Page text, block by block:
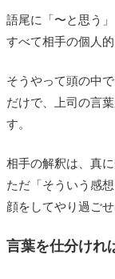
語尾に「〜と思う
すべて相手の個人
そうやって頭の中
だけで、上司の言
す。
相手の解釈は、真
ただ「そういう感
顔をしてやり過ごせ
言葉を仕分けれ